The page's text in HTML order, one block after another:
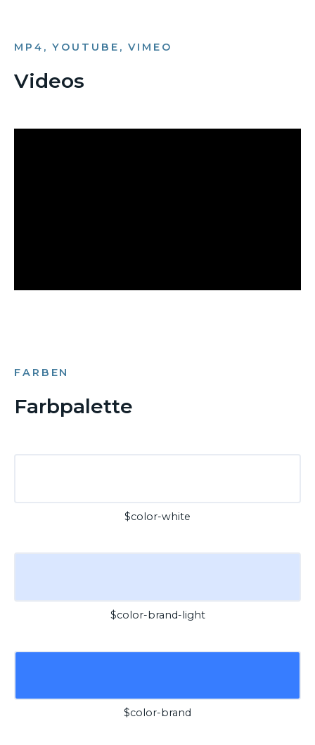
MP4, YOUTUBE, VIMEO
Videos
FARBEN
Farbpalette
$color-white
$color-brand-light
$color-brand